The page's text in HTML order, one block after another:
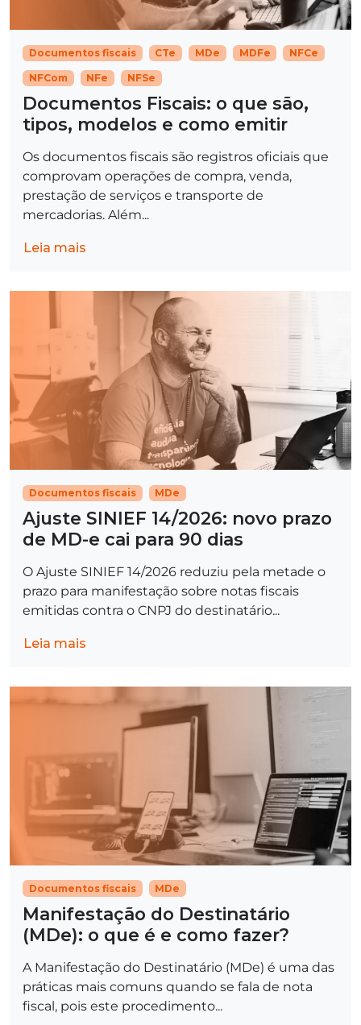
Documentos fiscais CTe MDe MDFe NFCe
NFCom NFe NFSe
Documentos Fiscais: o que são,
tipos, modelos e como emitir
Os documentos fiscais são registros oficiais que
comprovam operações de compra, venda,
prestação de serviços e transporte de
mercadorias. Além...
Leia mais
Documentos fiscais MDe
Ajuste SINIEF 14/2026: novo prazo
de MD-e cai para 90 dias
O Ajuste SINIEF 14/2026 reduziu pela metade o
prazo para manifestação sobre notas fiscais
emitidas contra o CNPJ do destinatário...
Leia mais
Documentos fiscais MDe
Manifestação do Destinatário
(MDe): o que é e como fazer?
A Manifestação do Destinatário (MDe) é uma das
práticas mais comuns quando se fala de nota
fiscal, pois este procedimento...